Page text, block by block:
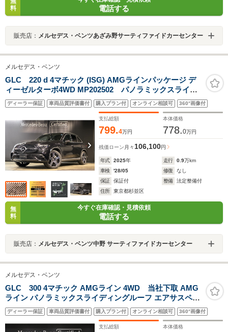
料
電話する
販売店： メルセデス・ベンツあざみ野サーティファイドカーセンター
メルセデス・ベンツ
GLC 220 d 4マチック (ISG) AMGラインパッケージ デ
ィーゼルターボ4WD MP202502 パノラミックスライデ
ィングルーフ リア・アクスルステアリング
Burmesterサラウンドサウンドシステム ステアリング
ヒーター AIRMATICサスペンション ステアリングヒー
ディーラー保証 車両品質評価書付 購入プラン付 オンライン相談可 360°画像付
支払総額
799.4万円
本体価格
778.0万円
残価ローン 月々106,100円
年式 2025年 走行 0.9万km
車検
'28/05 修復
なし
保証
保証付 整備
法定整備付
住所
東京都杉並区
無
料
今すぐ在庫確認・見積依頼
電話する
販売店： メルセデス・ベンツ中野 サーティファイドカーセンター
メルセデス・ベンツ
GLC 300 4マチック AMGライン 4WD 当社下取 AMG
ライン パノラミックスライディングルーフ エアサスペン
ション メモリー付きパワーシート 360°カメラ フットトラ
ンクオープナー 前後席シートヒーター 64色アンビエント
ライト 認定中古車保証
ディーラー保証 車両品質評価書付 購入プラン付 オンライン相談可 360°画像付
支払総額 本体価格